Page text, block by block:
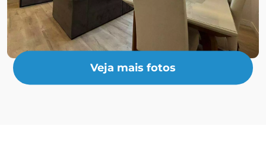
Veja mais fotos